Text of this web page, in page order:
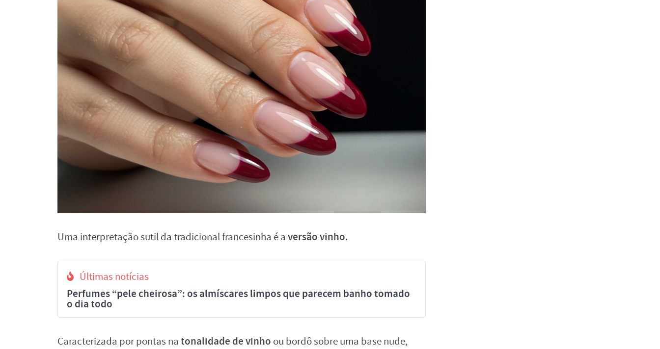
Uma interpretação sutil da tradicional francesinha é a versão vinho.
Últimas notícias
Perfumes “pele cheirosa”: os almíscares limpos que parecem banho tomado
o dia todo
Caracterizada por pontas na tonalidade de vinho ou bordô sobre uma base nude,